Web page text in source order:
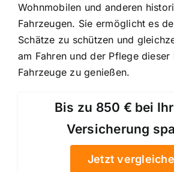
Wohnmobilen und anderen
Fahrzeugen. Sie ermöglicht es
Schätze zu schützen und
am Fahren und der Pflege dieser
Fahrzeuge zu genießen.
Bis zu 850 € bei
Versicherung
Jetzt